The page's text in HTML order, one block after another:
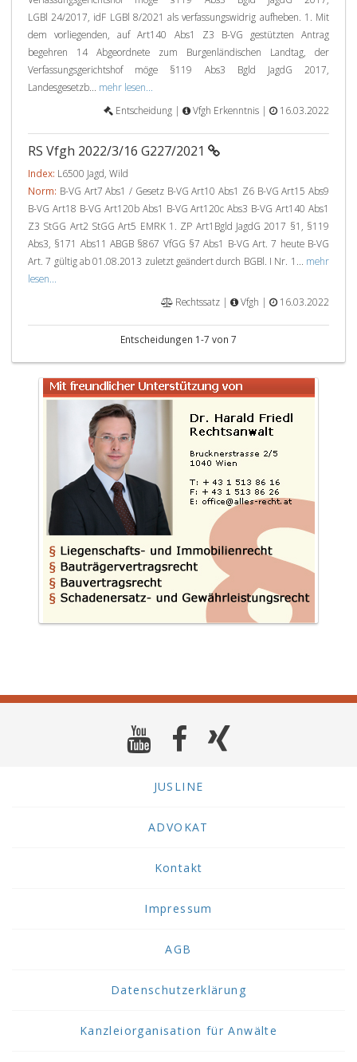
LGBl 24/2017, idF LGBl 8/2021 als verfassungswidrig aufheben. 1. Mit
dem vorliegenden, auf Art140 Abs1 Z3 B-VG gestützten Antrag
begehren 14 Abgeordnete zum Burgenländischen Landtag, der
Verfassungsgerichtshof möge §119 Abs3 Bgld JagdG 2017,
Landesgesetzb... mehr lesen...
Entscheidung |
Vfgh Erkenntnis | 16.03.2022
RS Vfgh 2022/3/16 G227/2021
Index: L6500 Jagd, Wild
Norm: B-VG Art7 Abs1 / Gesetz B-VG Art10 Abs1 Z6 B-VG Art15 Abs9
B-VG Art18 B-VG Art120b Abs1 B-VG Art120c Abs3 B-VG Art140 Abs1
Z3 StGG Art2 StGG Art5 EMRK 1. ZP Art1Bgld JagdG 2017 §1, §119
Abs3, §171 Abs11 ABGB §867 VfGG §7 Abs1 B-VG Art. 7 heute B-VG
Art. 7 gültig ab 01.08.2013 zuletzt geändert durch BGBl. I Nr. 1... mehr
lesen...
Rechtssatz |
Vfgh | 16.03.2022
Entscheidungen 1-7 von 7
JUSLINE
ADVOKAT
Kontakt
Impressum
AGB
Datenschutzerklärung
Kanzleiorganisation für Anwälte